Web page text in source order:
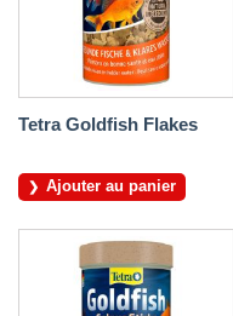
Tetra Goldfish Flakes
Ajouter au panier